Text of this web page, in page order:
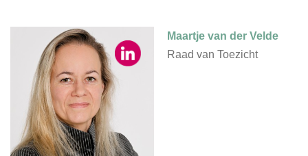
Maartje van der Velde
Raad van Toezicht